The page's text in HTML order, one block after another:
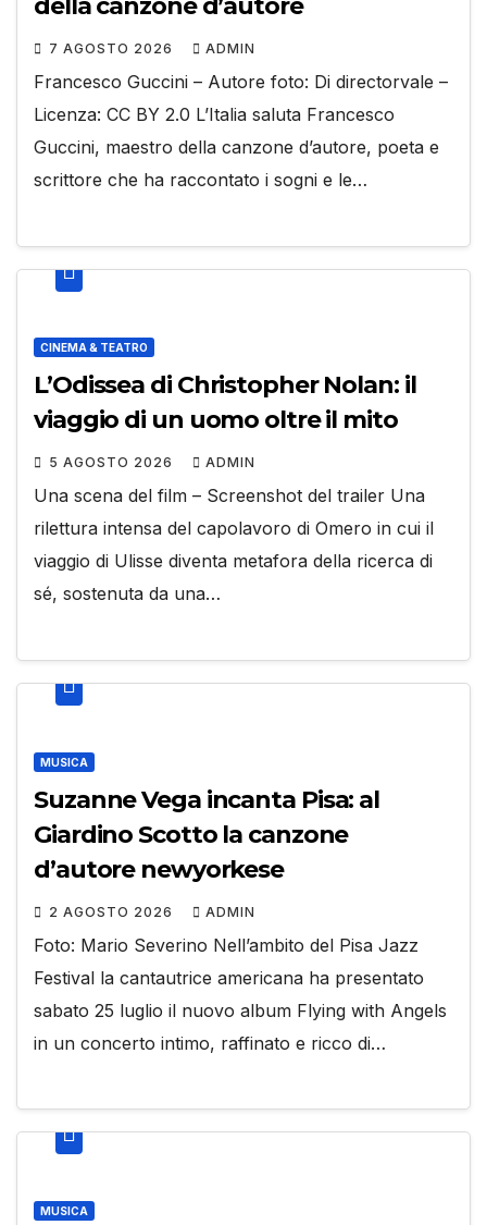
della canzone d’autore
7 AGOSTO 2026 ADMIN
Francesco Guccini – Autore foto: Di directorvale –
Licenza: CC BY 2.0 L’Italia saluta Francesco
Guccini, maestro della canzone d’autore, poeta e
scrittore che ha raccontato i sogni e le…
CINEMA & TEATRO
L’Odissea di Christopher Nolan: il
viaggio di un uomo oltre il mito
5 AGOSTO 2026 ADMIN
Una scena del film – Screenshot del trailer Una
rilettura intensa del capolavoro di Omero in cui il
viaggio di Ulisse diventa metafora della ricerca di
sé, sostenuta da una…
MUSICA
Suzanne Vega incanta Pisa: al
Giardino Scotto la canzone
d’autore newyorkese
2 AGOSTO 2026 ADMIN
Foto: Mario Severino Nell’ambito del Pisa Jazz
Festival la cantautrice americana ha presentato
sabato 25 luglio il nuovo album Flying with Angels
in un concerto intimo, raffinato e ricco di…
MUSICA